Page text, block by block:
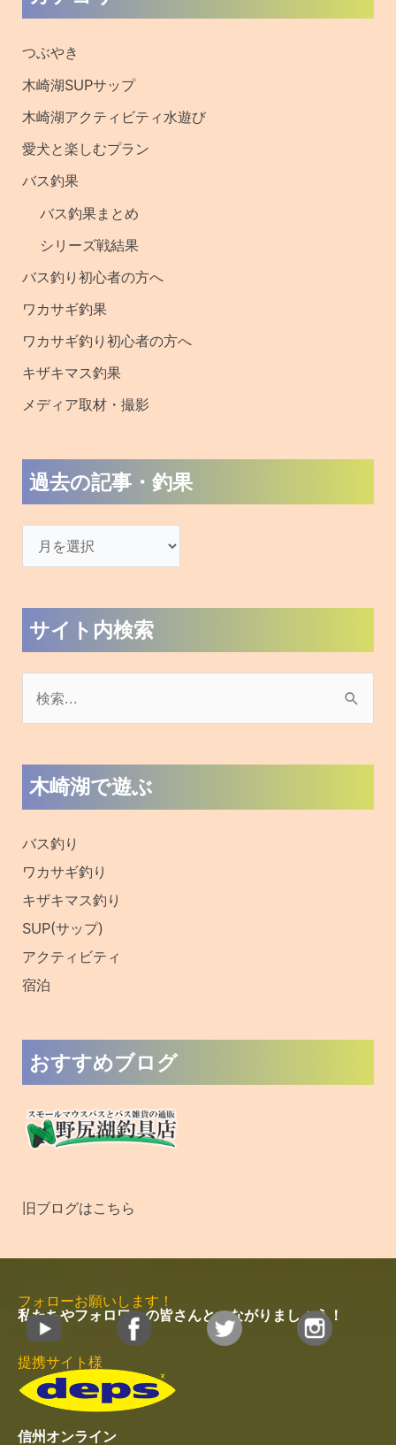
つぶやき
木崎湖SUPサップ
木崎湖アクティビティ水遊び
愛犬と楽しむプラン
バス釣果
バス釣果まとめ
シリーズ戦結果
バス釣り初心者の方へ
ワカサギ釣果
ワカサギ釣り初心者の方へ
キザキマス釣果
メディア取材・撮影
過去の記事・釣果
去
・
釣
果
サイト内検索
象
木崎湖で遊ぶ
バス釣り
ワカサギ釣り
キザキマス釣り
SUP(サップ)
アクティビティ
宿泊
おすすめブログ
旧ブログはこちら
フォローお願いします！
私たちやフォロワーの皆さんとつながりましょう！
提携サイト様
信州オンライン